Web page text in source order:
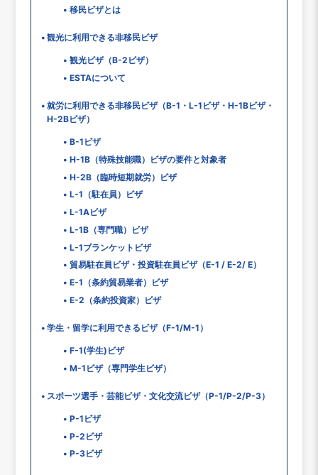
移民ビザとは
観光に利用できる非移民ビザ
観光ビザ（B-2ビザ）
ESTAについて
就労に利用できる非移民ビザ（B-1・L-1ビザ・H-1Bビザ・
H-2Bビザ）
B-1ビザ
H-1B（特殊技能職）ビザの要件と対象者
H-2B（臨時短期就労）ビザ
L-1（駐在員）ビザ
L-1Aビザ
L-1B（専門職）ビザ
L-1ブランケットビザ
貿易駐在員ビザ・投資駐在員ビザ（E-1 / E-2/ E）
E-1（条約貿易業者）ビザ
E-2（条約投資家）ビザ
学生・留学に利用できるビザ（F-1/M-1）
F-1(学生)ビザ
M-1ビザ（専門学生ビザ）
スポーツ選手・芸能ビザ・文化交流ビザ（P-1/P-2/P-3）
P-1ビザ
P-2ビザ
P-3ビザ